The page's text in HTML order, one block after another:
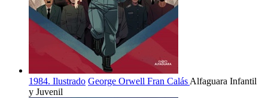
1984. Ilustrado George Orwell Fran Calás Alfaguara Infantil
y Juvenil